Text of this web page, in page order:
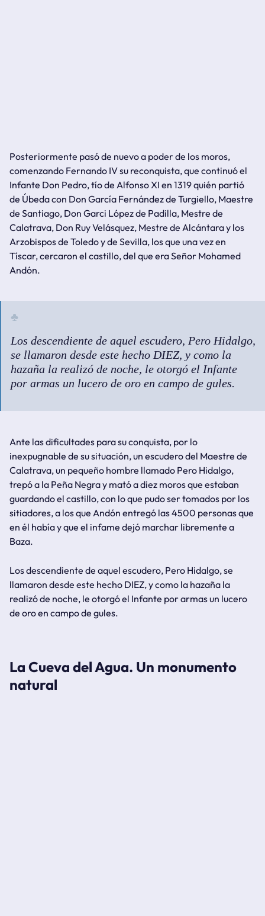
Posteriormente pasó de nuevo a poder de los moros,
comenzando Fernando IV su reconquista, que continuó el
Infante Don Pedro, tío de Alfonso XI en 1319 quién partió
de Úbeda con Don García Fernández de Turgiello, Maestre
de Santiago, Don Garci López de Padilla, Mestre de
Calatrava, Don Ruy Velásquez, Mestre de Alcántara y los
Arzobispos de Toledo y de Sevilla, los que una vez en
Tíscar, cercaron el castillo, del que era Señor Mohamed
Andón.
Los descendiente de aquel escudero, Pero Hidalgo,
se llamaron desde este hecho DIEZ, y como la
hazaña la realizó de noche, le otorgó el Infante
por armas un lucero de oro en campo de gules.
Ante las dificultades para su conquista, por lo
inexpugnable de su situación, un escudero del Maestre de
Calatrava, un pequeño hombre llamado Pero Hidalgo,
trepó a la Peña Negra y mató a diez morosque estaban
guardando el castillo, con lo que pudo ser tomados por los
sitiadores, a los que Andón entregó las 4500 personas que
en él había y que el infame dejó marchar libremente a
Baza.
Los descendiente de aquel escudero, Pero Hidalgo, se
llamaron desde este hecho DIEZ, y como la hazaña la
realizó de noche, le otorgó el Infante por armas un lucero
de oro en campo de gules.
La Cueva del Agua. Un monumento
natural